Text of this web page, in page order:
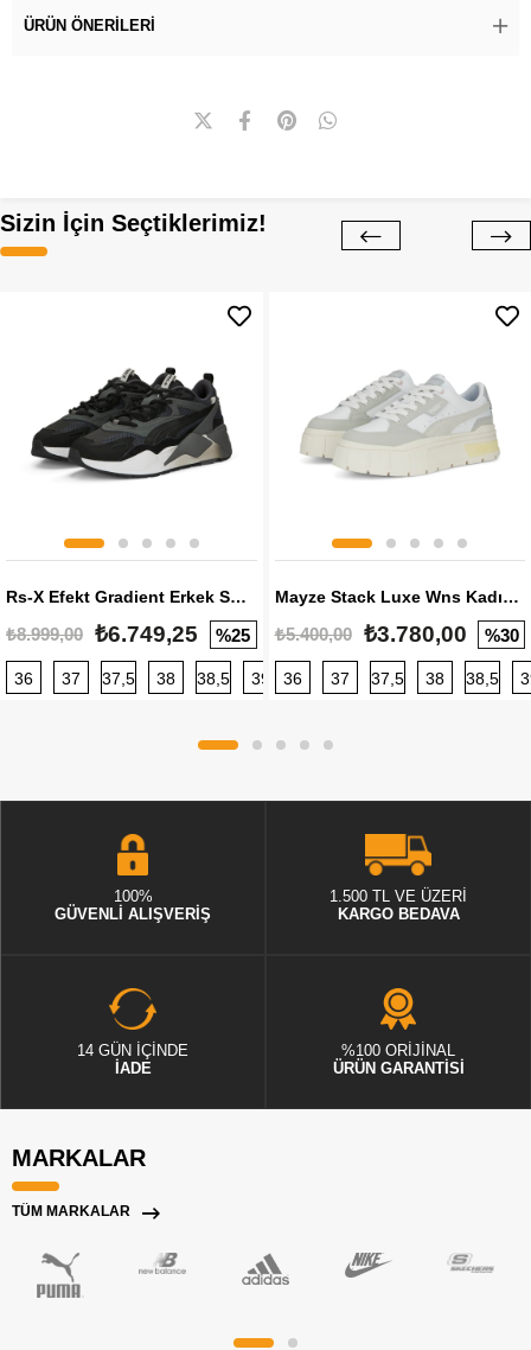
ÜRÜN ÖNERILERI
Sizin İçin Seçtiklerimiz!
Rs-X Efekt Gradient Erkek Sneaker
₺8.999,00 ₺6.749,25 %25
36 37 37,5 38 38,5 39 40 40,5 41 42 42,5
Mayze Stack Luxe Wns Kadın Sneaker
₺5.400,00 ₺3.780,00 %30
36 37 37,5 38 38,5
100%
GÜVENLİ ALIŞVERİŞ
1.500 TL VE ÜZERİ
KARGO BEDAVA
14 GÜN İÇİNDE
İADE
%100 ORİJİNAL
ÜRÜN GARANTİSİ
MARKALAR
TÜM MARKALAR